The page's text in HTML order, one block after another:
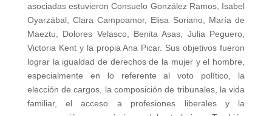
asociadas estuvieron Consuelo González Ramos, Isabel
Oyarzábal, Clara Campoamor, Elisa Soriano, María de
Maeztu, Dolores Velasco, Benita Asas, Julia Peguero,
Victoria Kent y la propia Ana Picar. Sus objetivos fueron
lograr la igualdad de derechos de la mujer y el hombre,
especialmente en lo referente al voto político, la
elección de cargos, la composición de tribunales, la vida
familiar, el acceso a profesiones liberales y la